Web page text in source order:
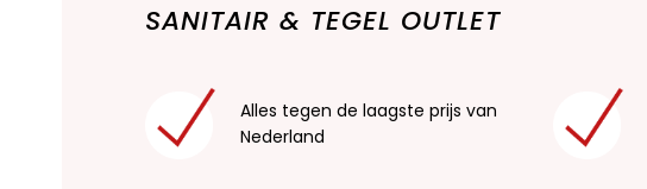
SANITAIR & TEGEL OUTLET
Alles tegen de laagste prijs van
Nederland